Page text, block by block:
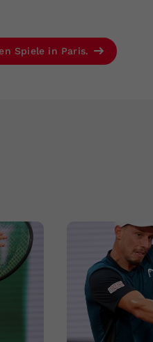
Spiele in Paris.